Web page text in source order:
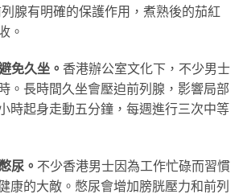
列腺有明確的保護作用，煮熟後的茄紅
。
免久坐。 香港辦公室文化下，不少男士
。長時間久坐會壓迫前列腺，影響局部
時起身走動五分鐘，每週進行三次中等
尿。 不少香港男士因為工作忙碌而習慣
康的大敵。憋尿會增加膀胱壓力和前列